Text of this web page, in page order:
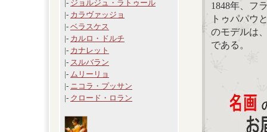
|- ジョルジュ・ラトゥール
|- カラヴァッジョ
|- ベラスケス
|- カルロ・ドルチ
|- カナレット
|- スルバラン
|- ムリーリョ
|- ニコラ・プッサン
|- クロード・ロラン
1848年、フ
トゥパパウ
のモデルは
である。